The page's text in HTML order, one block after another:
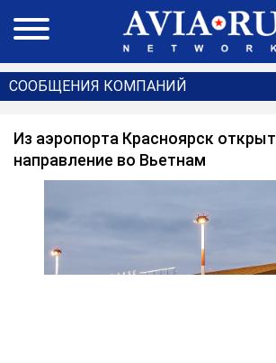
СООБЩЕНИЯ КОМПАНИЙ
Из аэропорта Красноярск
направление во Вьетнам